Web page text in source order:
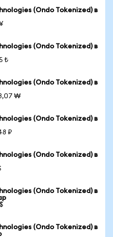
(Ondo Tokenized) в
(Ondo Tokenized) в
₺
(Ondo Tokenized) в
₩
(Ondo Tokenized) в
₽
(Ondo Tokenized) в
(Ondo Tokenized) в
(Ondo Tokenized) в